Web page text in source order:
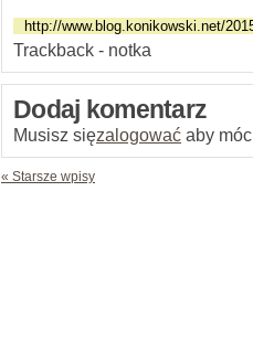
Trackback - notka
Dodaj komentarz
Musisz sięzalogować aby
« Starsze wpisy